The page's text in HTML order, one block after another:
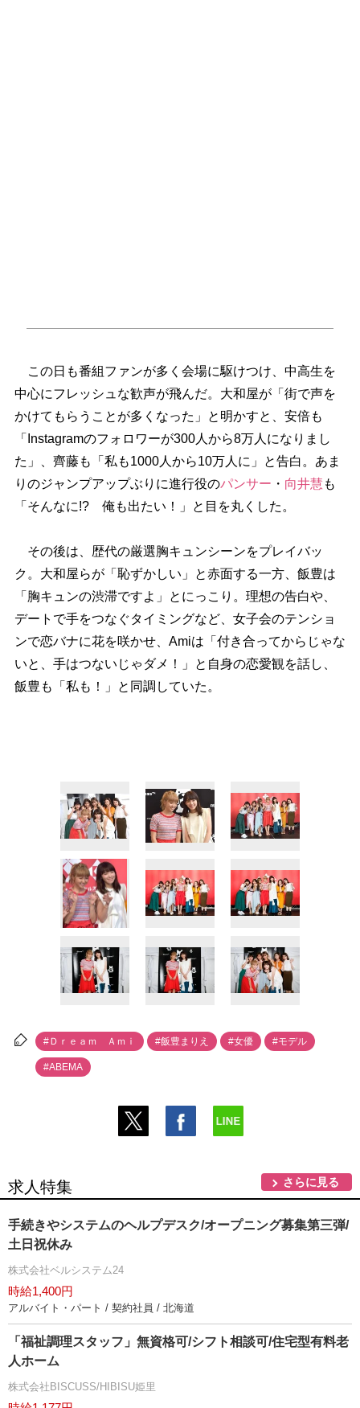
この日も番組ファンが多く会場に駆けつけ、中高生を
中心にフレッシュな歓声が飛んだ。大和屋が「街で声を
かけてもらうことが多くなった」と明かすと、安倍も
「Instagramのフォロワーが300人から8万人になりまし
た」、齊藤も「私も1000人から10万人に」と告白。あま
りのジャンプアップぶりに進行役のパンサー ・ 向井慧 も
「そんなに!? 俺も出たい！」と目を丸くした。
その後は、歴代の厳選胸キュンシーンをプレイバッ
ク。大和屋らが「恥ずかしい」と赤面する一方、飯豊は
「胸キュンの渋滞ですよ」とにっこり。理想の告白や、
デートで手をつなぐタイミングなど、女子会のテンショ
ンで恋バナに花を咲かせ、Amiは「付き合ってからじゃな
いと、手はつないじゃダメ！」と自身の恋愛観を話し、
飯豊も「私も！」と同調していた。
#Ｄｒｅａｍ Ａｍｉ #飯豊まりえ #女優 #モデル
#ABEMA
求人特集 さらに見る
手続きやシステムのヘルプデスク/オープニング募集第三弾/
土日祝休み
株式会社ベルシステム24
時給1,400円
アルバイト・パート / 契約社員 / 北海道
「福祉調理スタッフ」無資格可/シフト相談可/住宅型有料老
人ホーム
株式会社BISCUSS/HIBISU姫里